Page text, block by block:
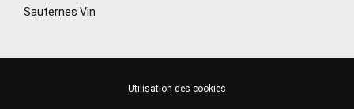
Sauternes Vin
Utilisation des cookies